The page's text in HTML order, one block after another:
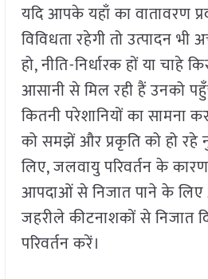
यदि आपके यहाँ का वातावरण
विविधता रहेगी तो उत्पादन भी
हो, नीति-निर्धारक हों या चाहे
आसानी से मिल रही हैं उनको
कितनी परेशानियों का सामना
को समझें और प्रकृति को हो
लिए, जलवायु परिवर्तन के
आपदाओं से निजात पाने के लिए
जहरीले कीटनाशकों से निजात
परिवर्तन करें।